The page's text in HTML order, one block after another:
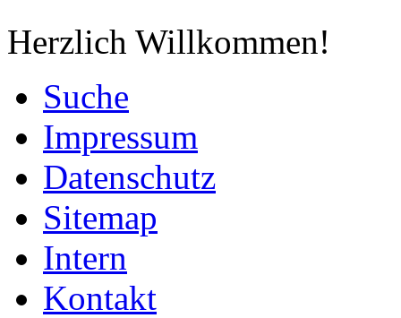
Herzlich Willkommen!
Suche
Impressum
Datenschutz
Sitemap
Intern
Kontakt